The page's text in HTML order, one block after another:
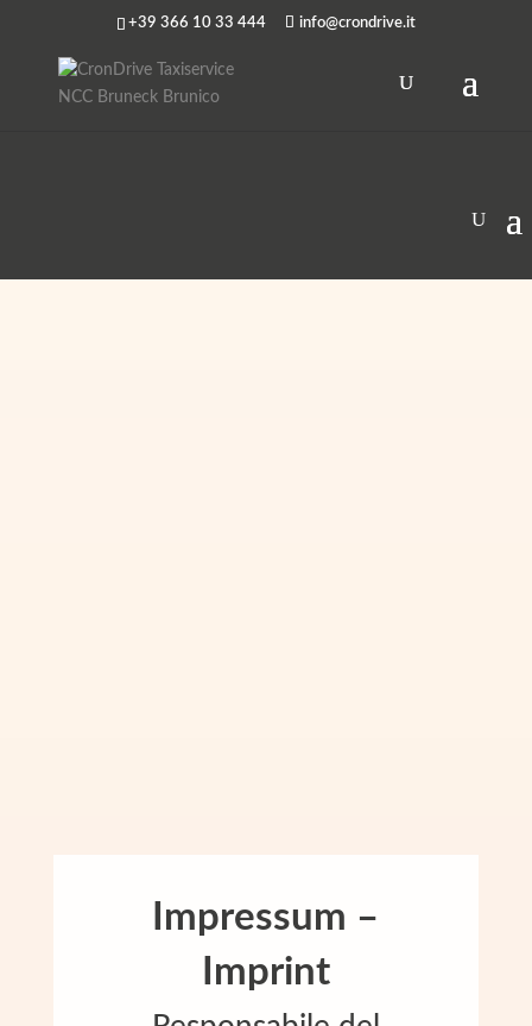
+39 366 10 33 444 info@crondrive.it
Impressum –
Imprint